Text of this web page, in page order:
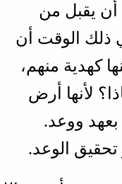
يقبل من
ذلك الوقت أن
كهدية منهم،
لأنها أرض
بعهد ووعد.
تحقيق الوعد.